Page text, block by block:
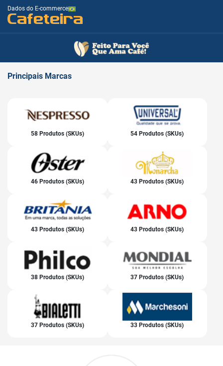
Dados do E-commerce
Cafeteira
Principais Marcas
58 Produtos (SKUs) 54 Produtos (SKUs)
46 Produtos (SKUs) 43 Produtos (SKUs)
43 Produtos (SKUs) 43 Produtos (SKUs)
38 Produtos (SKUs) 37 Produtos (SKUs)
37 Produtos (SKUs) 33 Produtos (SKUs)